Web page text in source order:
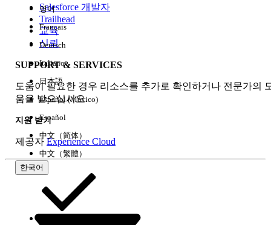
경험
Salesforce 개발자
Trailhead
교육
신뢰
SUPPORT & SERVICES
도움이 필요한 경우 리소스를 추가로 확인하거나 전문가의
움을 받으십시오.
지원 받기
제공자 Experience Cloud
한국어
영어
Français
Deutsch
Italiano
日本語
Español (México)
Español
中文（简体）
中文（繁體）